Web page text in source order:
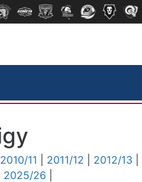
2010/11 2011/12 2012/13
2025/26